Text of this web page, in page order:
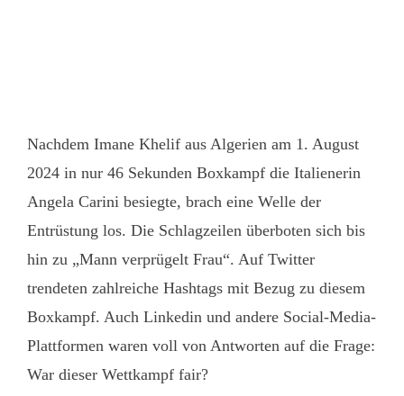
Nachdem Imane Khelif aus Algerien am 1. August
2024 in nur 46 Sekunden Boxkampf die Italienerin
Angela Carini besiegte, brach eine Welle der
Entrüstung los. Die Schlagzeilen überboten sich bis
hin zu „Mann verprügelt Frau“. Auf Twitter
trendeten zahlreiche Hashtags mit Bezug zu diesem
Boxkampf. Auch Linkedin und andere Social-Media-
Plattformen waren voll von Antworten auf die Frage:
War dieser Wettkampf fair?